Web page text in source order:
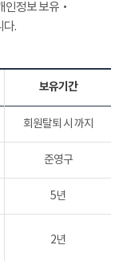
인정보 보유‧
다.
보유기간
회원탈퇴 시 까지
준영구
5년
2년